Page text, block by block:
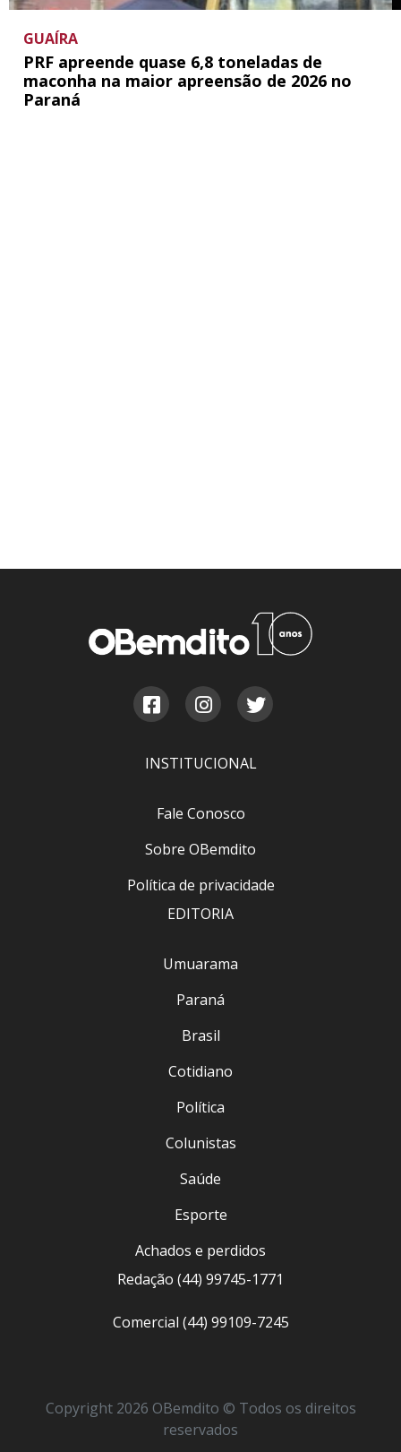
GUAÍRA
PRF apreende quase 6,8 toneladas de
maconha na maior apreensão de 2026 no
Paraná
INSTITUCIONAL
Fale Conosco
Sobre OBemdito
Política de privacidade
EDITORIA
Umuarama
Paraná
Brasil
Cotidiano
Política
Colunistas
Saúde
Esporte
Achados e perdidos
Redação (44) 99745-1771
Comercial (44) 99109-7245
Copyright 2026 OBemdito © Todos os direitos
reservados